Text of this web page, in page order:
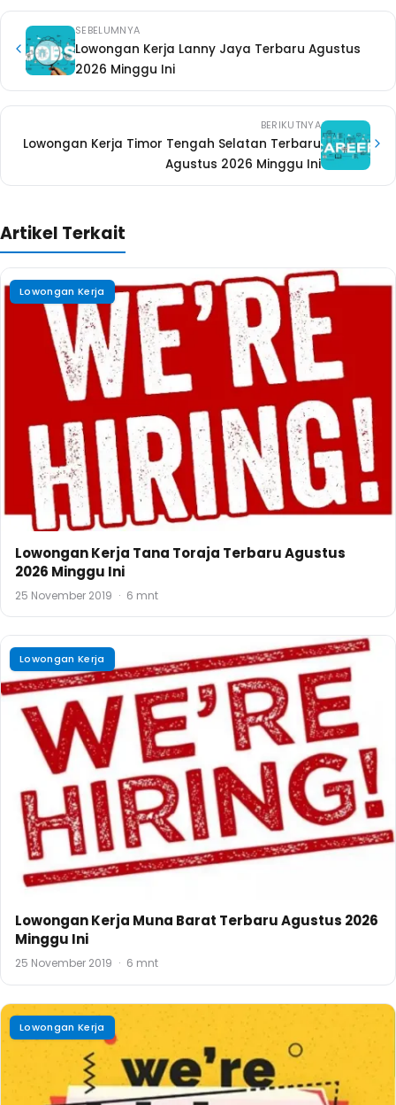
SEBELUMNYA
Lowongan Kerja Lanny Jaya Terbaru Agustus
2026 Minggu Ini
BERIKUTNYA
Lowongan Kerja Timor Tengah Selatan Terbaru
Agustus 2026 Minggu Ini
Artikel Terkait
Lowongan Kerja
Lowongan Kerja Tana Toraja Terbaru Agustus
2026 Minggu Ini
25 November 2019 · 6 mnt
Lowongan Kerja
Lowongan Kerja Muna Barat Terbaru Agustus 2026
Minggu Ini
25 November 2019 · 6 mnt
Lowongan Kerja